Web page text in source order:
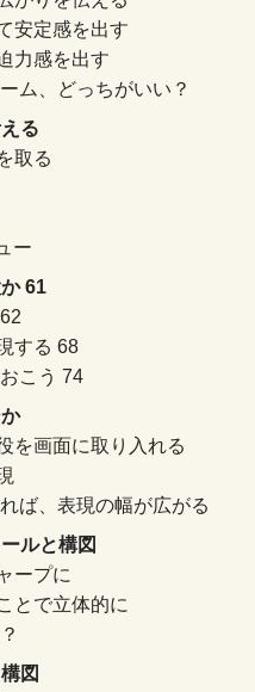
安定感を出す
力感を出す
ム、どっちがいい？
る
取る
ー
61
する 68
こう 74
を画面に取り入れる
ば、表現の幅が広がる
ルと構図
ープに
とで立体的に
図